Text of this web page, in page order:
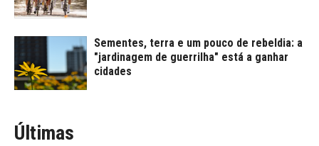
Sementes, terra e um pouco de rebeldia: a
"jardinagem de guerrilha" está a ganhar
cidades
Últimas